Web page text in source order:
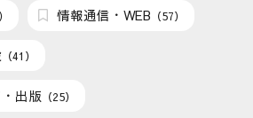
情報通信・WEB （57）
（41）
出版 （25）